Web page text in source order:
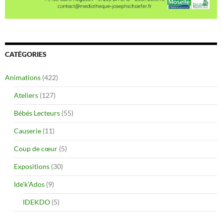
CATÉGORIES
Animations (422)
Ateliers (127)
Bébés Lecteurs (55)
Causerie (11)
Coup de cœur (5)
Expositions (30)
Ide'k'Ados (9)
IDEKDO (5)